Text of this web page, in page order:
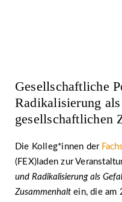
Gesellschaftliche
Radikalisierung
gesellschaftlichen
Die Kolleg*innen der
(FEX)laden zur
und Radikalisierung als
Zusammenhalt ein, die am